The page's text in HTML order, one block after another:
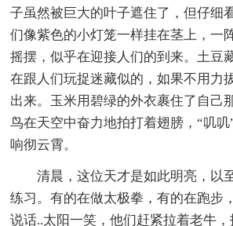
子虽然被巨大的叶子遮住了，但仔细
们像紫色的小灯笼一样挂在茎上，一
摇摆，似乎在迎接人们的到来。土豆
在跟人们玩捉迷藏似的，如果不用力
出来。玉米用碧绿的外衣裹住了自己
鸟在天空中奋力地拍打着翅膀，“叽
响彻云霄。
清晨，这位天才是如此明亮，以
练习。有的在做太极拳，有的在跑步
说话..太阳一笑，他们赶紧拉着老牛